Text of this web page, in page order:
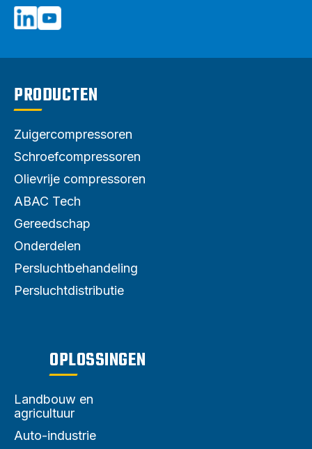
PRODUCTEN
Zuigercompressoren
Schroefcompressoren
Olievrije compressoren
ABAC Tech
Gereedschap
Onderdelen
Persluchtbehandeling
Persluchtdistributie
OPLOSSINGEN
Landbouw en
agricultuur
Auto-industrie